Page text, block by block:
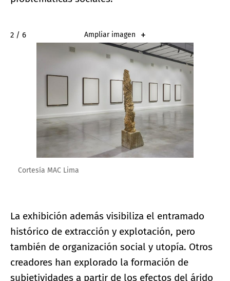
2 / 6 Ampliar imagen
Cortesía MAC Lima
La exhibición además visibiliza el entramado
histórico de extracción y explotación, pero
también de organización social y utopía. Otros
creadores han explorado la formación de
subjetividades a partir de los efectos del árido